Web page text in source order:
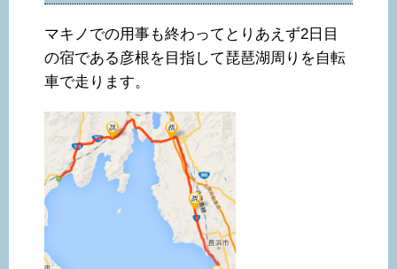
マキノでの用事も終わってとりあえず2日目
の宿である彦根を目指して琵琶湖周りを自転
車で走ります。